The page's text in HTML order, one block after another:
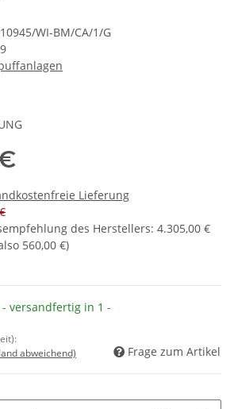
WI-BM/CA/1/G
Lieferung
des Herstellers: 4.305,00 €
560,00 €)
versandfertig in 1 -
abweichend) Frage zum Artikel